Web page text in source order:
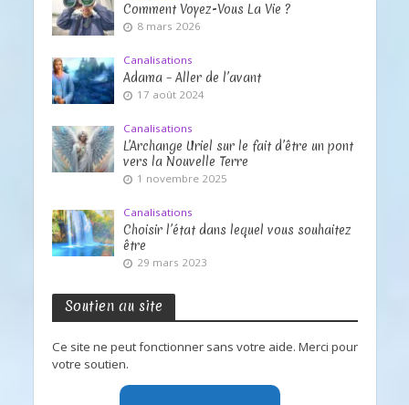
Comment Voyez-Vous La Vie ?
8 mars 2026
Canalisations
Adama – Aller de l’avant
17 août 2024
Canalisations
L’Archange Uriel sur le fait d’être un pont
vers la Nouvelle Terre
1 novembre 2025
Canalisations
Choisir l’état dans lequel vous souhaitez
être
29 mars 2023
Soutien au site
Ce site ne peut fonctionner sans votre aide. Merci pour
votre soutien.